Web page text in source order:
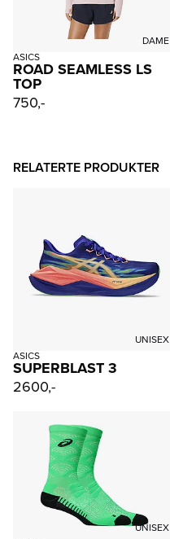
DAME
ASICS
ROAD SEAMLESS LS
TOP
750,-
RELATERTE PRODUKTER
UNISEX
ASICS
SUPERBLAST 3
2600,-
UNISEX